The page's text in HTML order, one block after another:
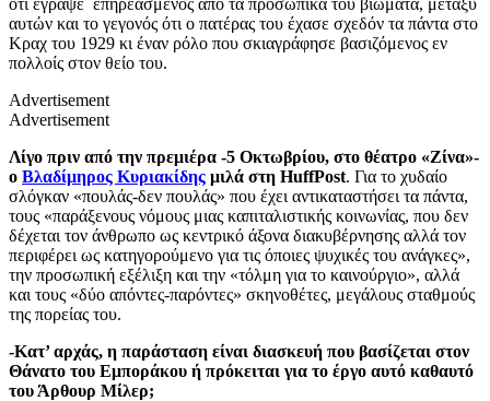
αυτών και το γεγονός ότι ο πατέρας του έχασε σχεδόν τα πάντα στο
Κραχ του 1929 κι έναν ρόλο που σκιαγράφησε βασιζόμενος εν
πολλοίς στον θείο του.
Advertisement
Advertisement
Λίγο πριν από την πρεμιέρα -5 Οκτωβρίου, στο θέατρο «Ζίνα»-
ο Βλαδίμηρος Κυριακίδης μιλά στη HuffPost. Για το χυδαίο
σλόγκαν «πουλάς-δεν πουλάς» που έχει αντικαταστήσει τα πάντα,
τους «παράξενους νόμους μιας καπιταλιστικής κοινωνίας, που δεν
δέχεται τον άνθρωπο ως κεντρικό άξονα διακυβέρνησης αλλά τον
περιφέρει ως κατηγορούμενο για τις όποιες ψυχικές του ανάγκες»,
την προσωπική εξέλιξη και την «τόλμη για το καινούργιο», αλλά
και τους «δύο απόντες-παρόντες» σκηνοθέτες, μεγάλους σταθμούς
της πορείας του.
-Κατ’ αρχάς, η παράσταση είναι διασκευή που βασίζεται στον
Θάνατο του Εμποράκου ή πρόκειται για το έργο αυτό καθαυτό
του Άρθουρ Μίλερ;